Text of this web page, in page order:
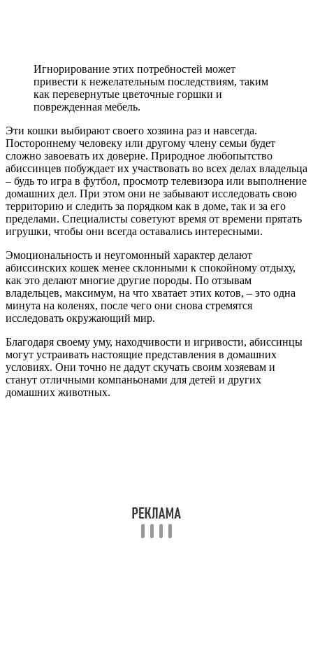
Игнорирование этих потребностей может
привести к нежелательным последствиям, таким
как перевернутые цветочные горшки и
поврежденная мебель.
Эти кошки выбирают своего хозяина раз и навсегда.
Постороннему человеку или другому члену семьи будет
сложно завоевать их доверие. Природное любопытство
абиссинцев побуждает их участвовать во всех делах владельца
– будь то игра в футбол, просмотр телевизора или выполнение
домашних дел. При этом они не забывают исследовать свою
территорию и следить за порядком как в доме, так и за его
пределами. Специалисты советуют время от времени прятать
игрушки, чтобы они всегда оставались интересными.
Эмоциональность и неугомонный характер делают
абиссинских кошек менее склонными к спокойному отдыху,
как это делают многие другие породы. По отзывам
владельцев, максимум, на что хватает этих котов, – это одна
минута на коленях, после чего они снова стремятся
исследовать окружающий мир.
Благодаря своему уму, находчивости и игривости, абиссинцы
могут устраивать настоящие представления в домашних
условиях. Они точно не дадут скучать своим хозяевам и
станут отличными компаньонами для детей и других
домашних животных.